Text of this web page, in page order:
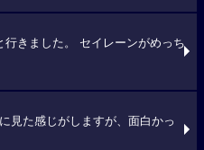
きました。 セイレーンがめっち
見た感じがしますが、面白かっ